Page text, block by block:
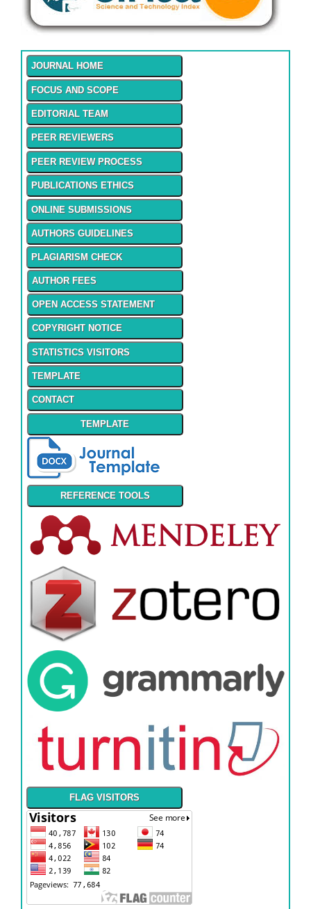
JOURNAL HOME
FOCUS AND SCOPE
EDITORIAL TEAM
PEER REVIEWERS
PEER REVIEW PROCESS
PUBLICATIONS ETHICS
ONLINE SUBMISSIONS
AUTHORS GUIDELINES
PLAGIARISM CHECK
AUTHOR FEES
OPEN ACCESS STATEMENT
COPYRIGHT NOTICE
STATISTICS VISITORS
TEMPLATE
CONTACT
TEMPLATE
REFERENCE TOOLS
FLAG VISITORS